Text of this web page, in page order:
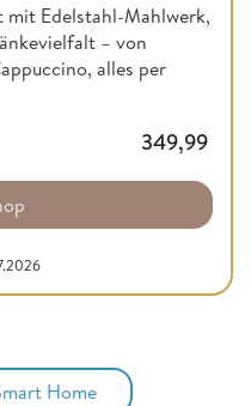
Edelstahl-Mahlwerk,
– von
alles per
349,99
Home